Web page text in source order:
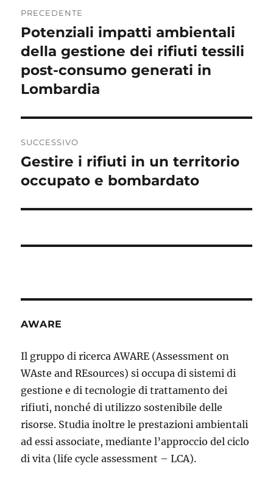
articoli
PRECEDENTE
Articolo
precedente:
Potenziali impatti ambientali
della gestione dei rifiuti tessili
post-consumo generati in
Lombardia
SUCCESSIVO
Articolo
successivo:
Gestire i rifiuti in un territorio
occupato e bombardato
AWARE
Il gruppo di ricerca AWARE (Assessment on
WAste and REsources) si occupa di sistemi di
gestione e di tecnologie di trattamento dei
rifiuti, nonché di utilizzo sostenibile delle
risorse. Studia inoltre le prestazioni ambientali
ad essi associate, mediante l’approccio del ciclo
di vita (life cycle assessment – LCA).